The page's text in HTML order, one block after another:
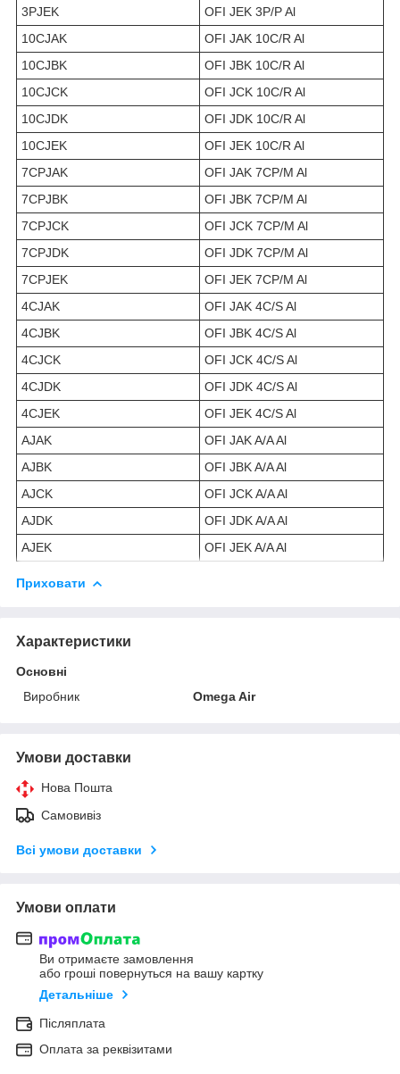
3PJEK
OFI JEK 3P/P Al
10CJAK
OFI JAK 10C/R Al
10CJBK
OFI JBK 10C/R Al
10CJCK
OFI JCK 10C/R Al
10CJDK
OFI JDK 10C/R Al
10CJEK
OFI JEK 10C/R Al
7CPJAK
OFI JAK 7CP/M Al
7CPJBK
OFI JBK 7CP/M Al
7CPJCK
OFI JCK 7CP/M Al
7CPJDK
OFI JDK 7CP/M Al
7CPJEK
OFI JEK 7CP/M Al
4CJAK
OFI JAK 4C/S Al
4CJBK
OFI JBK 4C/S Al
4CJCK
OFI JCK 4C/S Al
4CJDK
OFI JDK 4C/S Al
4CJEK
OFI JEK 4C/S Al
AJAK
OFI JAK A/A Al
AJBK
OFI JBK A/A Al
AJCK
OFI JCK A/A Al
AJDK
OFI JDK A/A Al
AJEK
OFI JEK A/A Al
Приховати
Характеристики
Основні
Виробник
Omega Air
Умови доставки
Нова Пошта
Самовивіз
Всі умови доставки
Умови оплати
Ви отримаєте замовлення
або гроші повернуться на вашу картку
Детальніше
Післяплата
Оплата за реквізитами